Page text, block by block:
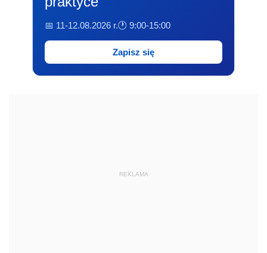
📅 11-12.08.2026 r.🕐 9:00-15:00
Zapisz się
REKLAMA